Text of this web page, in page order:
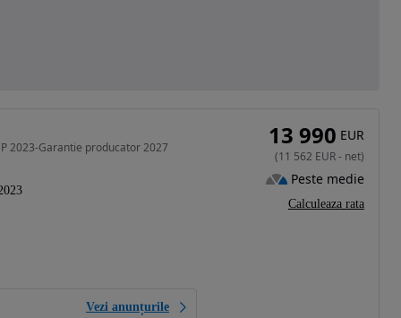
2023-Garantie producator 2027
Vezi anunțurile
13 990 EUR
(11 562 EUR- net)
Peste medie
Calculeaza rata